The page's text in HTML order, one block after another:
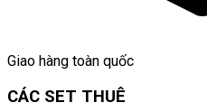
Giao hàng toàn quốc
CÁC SET THUÊ